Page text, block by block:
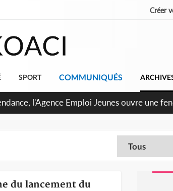
Créer
SPORT COMMUNIQUÉS
l'Agence Emploi Jeunes ouvre une
du lancement du